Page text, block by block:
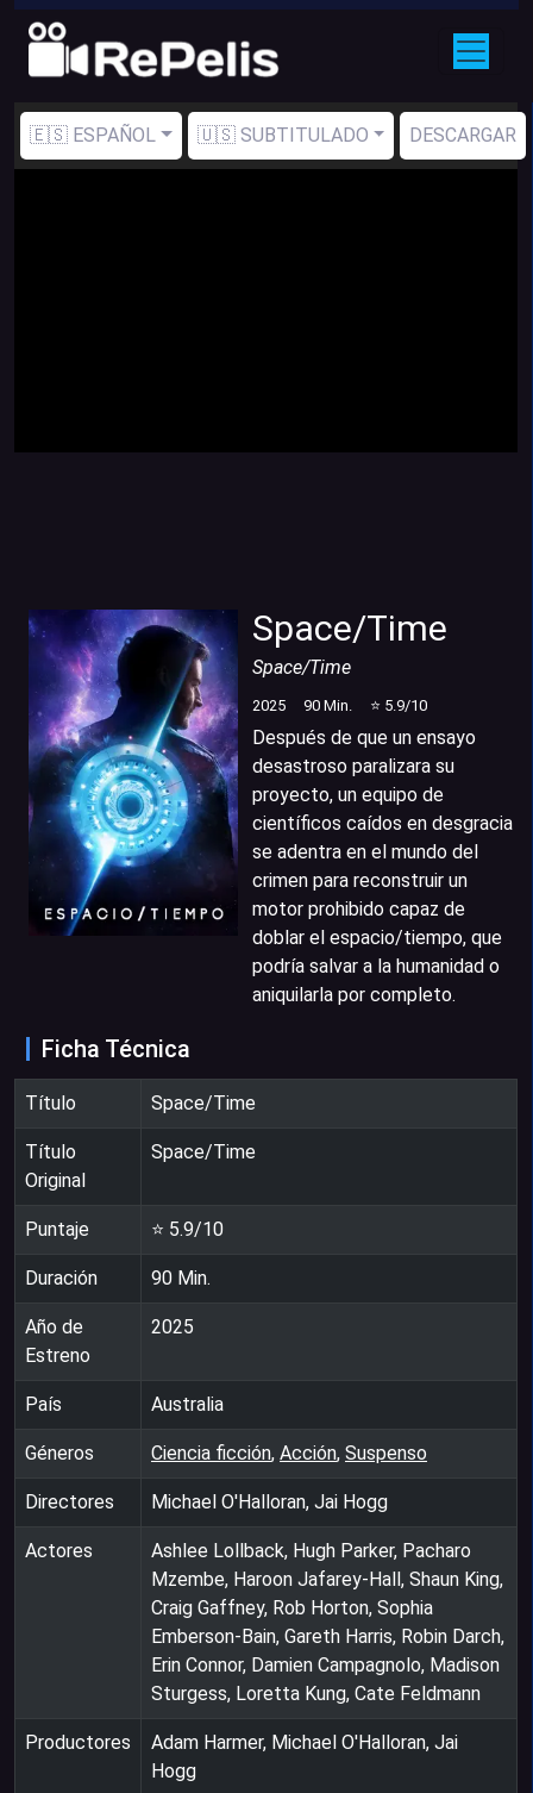
🇪🇸 ESPAÑOL 🇺🇸 SUBTITULADO DESCARGAR
Space/Time
Space/Time
2025 90 Min. ⭐ 5.9/10
Después de que un ensayo
desastroso paralizara su
proyecto, un equipo de
científicos caídos en desgracia
se adentra en el mundo del
crimen para reconstruir un
motor prohibido capaz de
doblar el espacio/tiempo, que
podría salvar a la humanidad o
aniquilarla por completo.
Ficha Técnica
Título Space/Time
Título
Original
Space/Time
Puntaje ⭐ 5.9/10
Duración 90 Min.
Año de
Estreno
2025
País Australia
Géneros Ciencia ficción, Acción, Suspenso
Directores Michael O'Halloran, Jai Hogg
Actores
Ashlee Lollback, Hugh Parker, Pacharo
Mzembe, Haroon Jafarey-Hall, Shaun King,
Craig Gaffney, Rob Horton, Sophia
Emberson-Bain, Gareth Harris, Robin Darch,
Erin Connor, Damien Campagnolo, Madison
Sturgess, Loretta Kung, Cate Feldmann
Productores
Adam Harmer, Michael O'Halloran, Jai
Hogg